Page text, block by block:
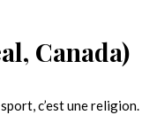
Canada)
c’est une religion.